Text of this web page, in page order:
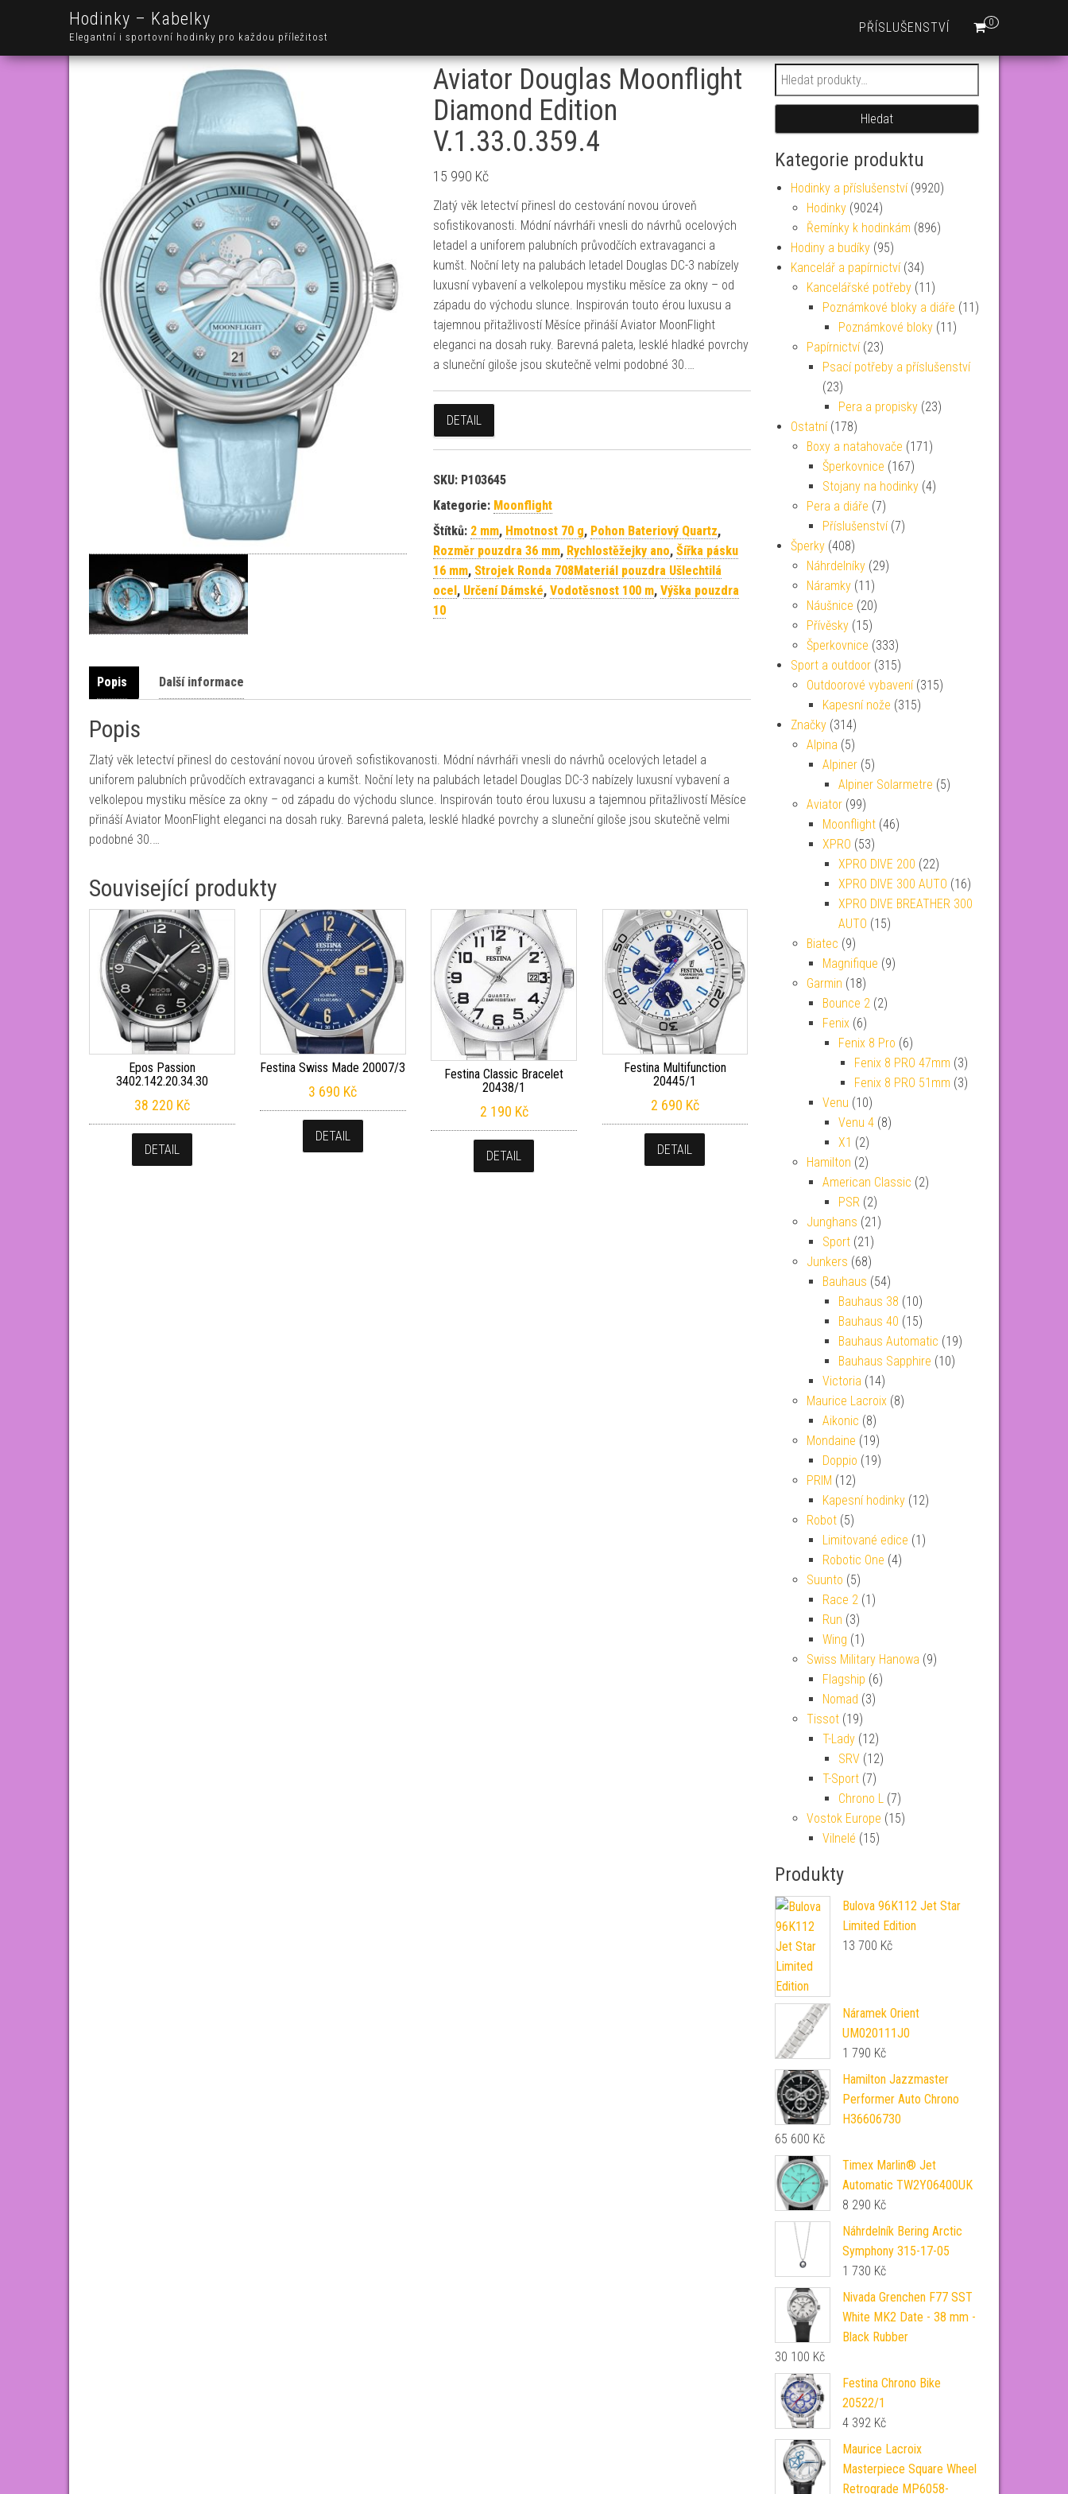
Hodinky – Kabelky
Elegantní i sportovní hodinky pro každou příležitost
0
PŘÍSLUŠENSTVÍ
Aviator Douglas Moonflight
Diamond Edition
V.1.33.0.359.4
15 990 Kč
Zlatý věk letectví přinesl do cestování novou úroveň
sofistikovanosti. Módní návrháři vnesli do návrhů ocelových
letadel a uniforem palubních průvodčích extravaganci a
kumšt. Noční lety na palubách letadel Douglas DC-3 nabízely
luxusní vybavení a velkolepou mystiku měsíce za okny – od
západu do východu slunce. Inspirován touto érou luxusu a
tajemnou přitažlivostí Měsíce přináší Aviator MoonFlight
eleganci na dosah ruky. Barevná paleta, lesklé hladké povrchy
a sluneční giloše jsou skutečně velmi podobné 30.…
DETAIL
SKU: P103645
Kategorie: Moonflight
Štítků: 2 mm, Hmotnost 70 g, Pohon Bateriový Quartz,
Rozměr pouzdra 36 mm, Rychlostěžejky ano, Šířka pásku
16 mm, Strojek Ronda 708Materiál pouzdra Ušlechtilá
ocel, Určení Dámské, Vodotěsnost 100 m, Výška pouzdra
10
Popis Další informace
Popis
Zlatý věk letectví přinesl do cestování novou úroveň sofistikovanosti. Módní návrháři vnesli do návrhů ocelových letadel a
uniforem palubních průvodčích extravaganci a kumšt. Noční lety na palubách letadel Douglas DC-3 nabízely luxusní vybavení a
velkolepou mystiku měsíce za okny – od západu do východu slunce. Inspirován touto érou luxusu a tajemnou přitažlivostí Měsíce
přináší Aviator MoonFlight eleganci na dosah ruky. Barevná paleta, lesklé hladké povrchy a sluneční giloše jsou skutečně velmi
podobné 30.…
Související produkty
Epos Passion
3402.142.20.34.30
38 220 Kč
DETAIL
Festina Swiss Made 20007/3
3 690 Kč
DETAIL
Festina Classic Bracelet
20438/1
2 190 Kč
DETAIL
Festina Multifunction
20445/1
2 690 Kč
DETAIL
Hledat:
Hledat
Kategorie produktu
Hodinky a příslušenství (9920)
Hodinky (9024)
Řemínky k hodinkám (896)
Hodiny a budíky (95)
Kancelář a papírnictví (34)
Kancelářské potřeby (11)
Poznámkové bloky a diáře (11)
Poznámkové bloky (11)
Papírnictví (23)
Psací potřeby a příslušenství
(23)
Pera a propisky (23)
Ostatní (178)
Boxy a natahovače (171)
Šperkovnice (167)
Stojany na hodinky (4)
Pera a diáře (7)
Příslušenství (7)
Šperky (408)
Náhrdelníky (29)
Náramky (11)
Náušnice (20)
Přívěsky (15)
Šperkovnice (333)
Sport a outdoor (315)
Outdoorové vybavení (315)
Kapesní nože (315)
Značky (314)
Alpina (5)
Alpiner (5)
Alpiner Solarmetre (5)
Aviator (99)
Moonflight (46)
XPRO (53)
XPRO DIVE 200 (22)
XPRO DIVE 300 AUTO (16)
XPRO DIVE BREATHER 300
AUTO (15)
Biatec (9)
Magnifique (9)
Garmin (18)
Bounce 2 (2)
Fenix (6)
Fenix 8 Pro (6)
Fenix 8 PRO 47mm (3)
Fenix 8 PRO 51mm (3)
Venu (10)
Venu 4 (8)
X1 (2)
Hamilton (2)
American Classic (2)
PSR (2)
Junghans (21)
Sport (21)
Junkers (68)
Bauhaus (54)
Bauhaus 38 (10)
Bauhaus 40 (15)
Bauhaus Automatic (19)
Bauhaus Sapphire (10)
Victoria (14)
Maurice Lacroix (8)
Aikonic (8)
Mondaine (19)
Doppio (19)
PRIM (12)
Kapesní hodinky (12)
Robot (5)
Limitované edice (1)
Robotic One (4)
Suunto (5)
Race 2 (1)
Run (3)
Wing (1)
Swiss Military Hanowa (9)
Flagship (6)
Nomad (3)
Tissot (19)
T-Lady (12)
SRV (12)
T-Sport (7)
Chrono L (7)
Vostok Europe (15)
Vilnelé (15)
Produkty
Bulova 96K112 Jet Star
Limited Edition
13 700 Kč
Náramek Orient
UM020111J0
1 790 Kč
Hamilton Jazzmaster
Performer Auto Chrono
H36606730
65 600 Kč
Timex Marlin® Jet
Automatic TW2Y06400UK
8 290 Kč
Náhrdelník Bering Arctic
Symphony 315-17-05
1 730 Kč
Nivada Grenchen F77 SST
White MK2 Date - 38 mm -
Black Rubber
30 100 Kč
Festina Chrono Bike
20522/1
4 392 Kč
Maurice Lacroix
Masterpiece Square Wheel
Retrograde MP6058-